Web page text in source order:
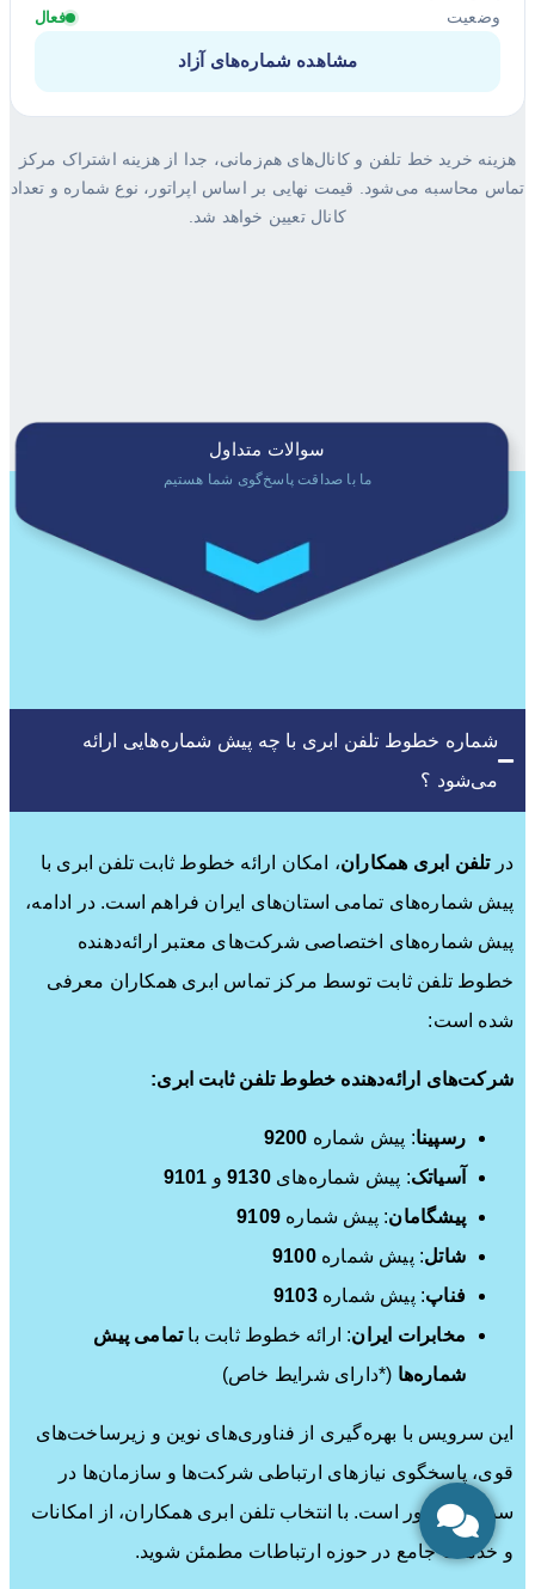
وضعیت
فعال
مشاهده شماره‌های آزاد
هزینه خرید خط تلفن و کانال‌های هم‌زمانی، جدا از هزینه اشتراک مرکز
تماس محاسبه می‌شود. قیمت نهایی بر اساس اپراتور، نوع شماره و تعداد
کانال تعیین خواهد شد.
سوالات متداول
ما با صداقت پاسخ‌گوی شما هستیم
شماره خطوط تلفن ابری با چه پیش شماره‌هایی ارائه
می‌شود ؟
درتلفن ابری همکاران، امکان ارائه خطوط ثابت تلفن ابری با
پیش شماره‌های تمامی استان‌های ایران فراهم است. در ادامه،
پیش شماره‌های اختصاصی شرکت‌های معتبر ارائه‌دهنده
خطوط تلفن ثابت توسط مرکز تماس ابری همکاران معرفی
شده است:
شرکت‌های ارائه‌دهنده خطوط تلفن ثابت ابری:
رسپینا: پیش شماره 9200
آسیاتک: پیش شماره‌های9130 و 9101
پیشگامان: پیش شماره9109
شاتل: پیش شماره9100
فناپ: پیش شماره9103
مخابرات ایران: ارائه خطوط ثابت باتمامی پیش
شماره‌ها (*دارای شرایط خاص)
این سرویس با بهره‌گیری از فناوری‌های نوین و زیرساخت‌های
قوی، پاسخگوی نیازهای ارتباطی شرکت‌ها و سازمان‌ها در
سراسر کشور است. با انتخاب تلفن ابری همکاران، از امکانات
و خدمات جامع در حوزه ارتباطات مطمئن شوید.